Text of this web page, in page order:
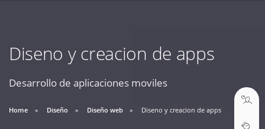
Diseno y creacion de apps
Desarrollo de aplicaciones moviles
Home Diseño Diseño web Diseno y creacion de apps
09:30 AM A 18:30 PM
soporte@webseo.cl